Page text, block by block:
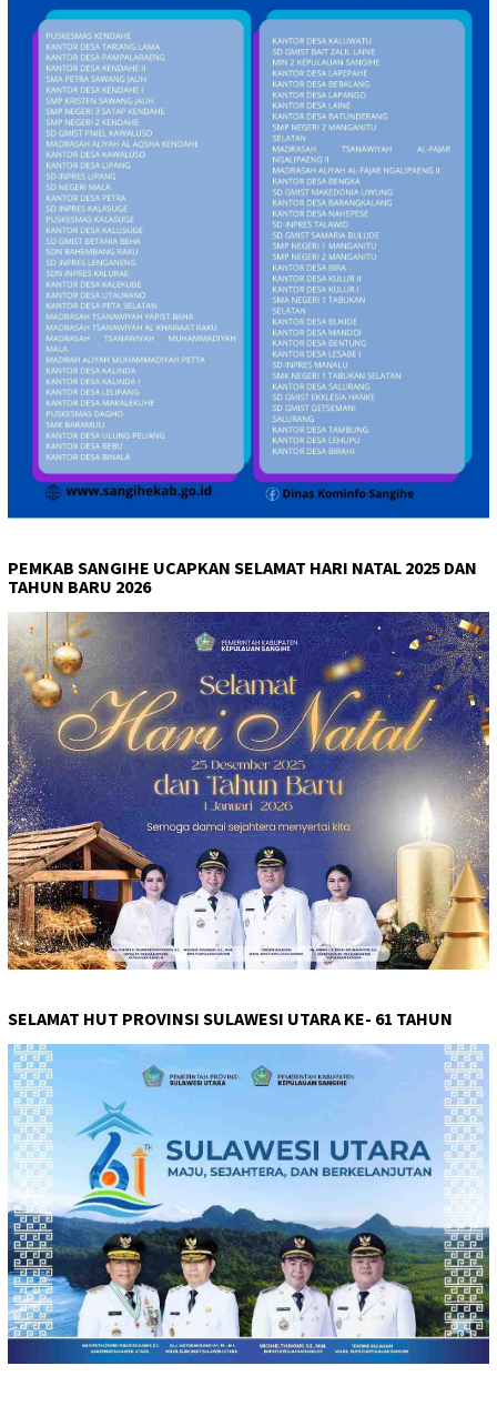
PEMKAB SANGIHE UCAPKAN SELAMAT HARI NATAL 2025 DAN
TAHUN BARU 2026
SELAMAT HUT PROVINSI SULAWESI UTARA KE- 61 TAHUN